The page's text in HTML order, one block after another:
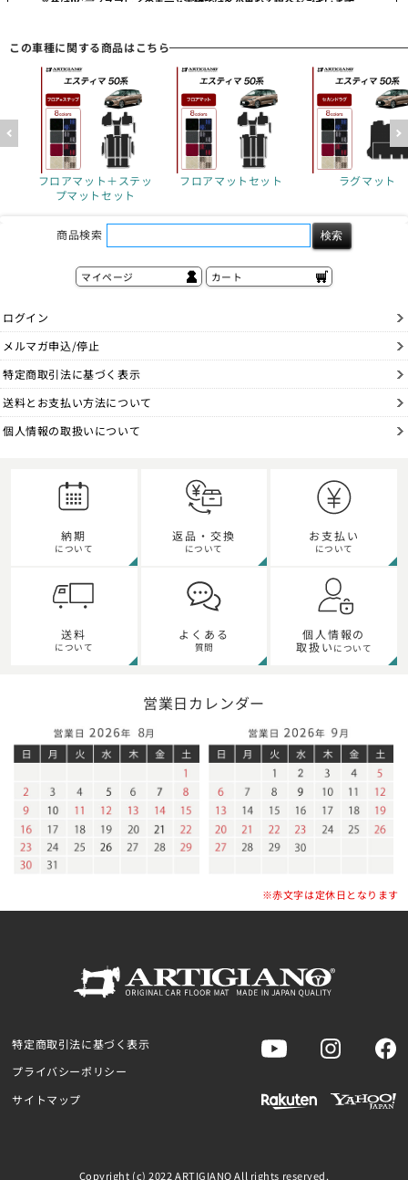
この車種に関する商品はこちら
フロアマット＋ステッ
プマットセット
フロアマットセット ラグマット
商品検索
マイページ カート
ログイン
メルマガ申込/停止
特定商取引法に基づく表示
送料とお支払い方法について
個人情報の取扱いについて
納期
について
返品・交換
について
お支払い
について
送料
について
よくある
質問
個人情報の
取扱い について
営業日カレンダー
※赤文字は定休日となります
特定商取引法に基づく表示
プライバシーポリシー
サイトマップ
Copyright (c) 2022 ARTIGIANO All rights reserved.